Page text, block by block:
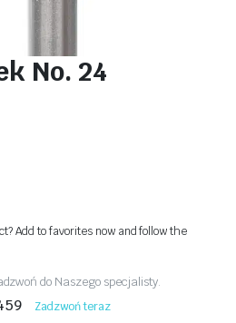
No. 24
Add to favorites now and follow the
do Naszego specjalisty.
Zadzwoń teraz